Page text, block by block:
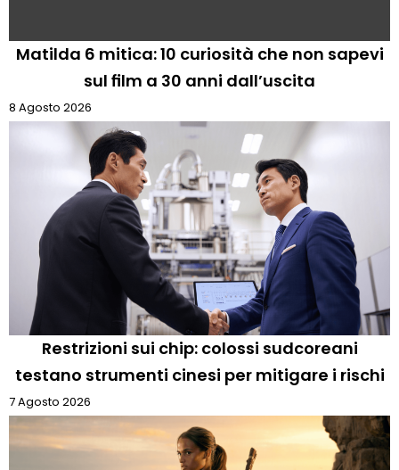
Matilda 6 mitica: 10 curiosità che non sapevi
sul film a 30 anni dall’uscita
8 Agosto 2026
Restrizioni sui chip: colossi sudcoreani
testano strumenti cinesi per mitigare i rischi
7 Agosto 2026